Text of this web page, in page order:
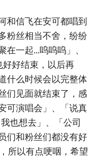
和信飞在安可都唱到
粉丝相当不舍，纷纷
一起...呜呜呜」、
好好结束，以后再
什么时候会以完整体
们见面就结束了，感
可演唱会」、「说真
也想去」、「公司
们和粉丝们都没有好
所以有点哽咽，希望